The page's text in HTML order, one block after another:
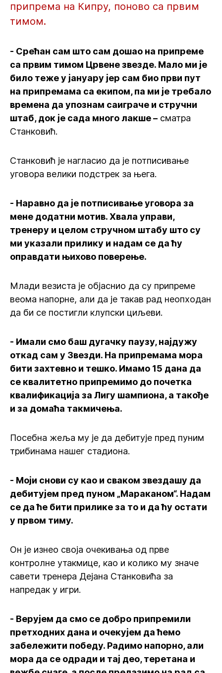
припрема на Кипру, поново са првим
тимом.
- Срећан сам што сам дошао на припреме
са првим тимом Црвене звезде. Мало ми је
било теже у јануару јер сам био први пут
на припремама са екипом, па ми је требало
времена да упознам саиграче и стручни
штаб, док је сада много лакше – сматра
Станковић.
Станковић је нагласио да је потписивање
уговора велики подстрек за њега.
- Наравно да је потписивање уговора за
мене додатни мотив. Хвала управи,
тренеру и целом стручном штабу што су
ми указали прилику и надам се да ћу
оправдати њихово поверење.
Млади везиста је објаснио да су припреме
веома напорне, али да је такав рад неопходан
да би се постигли клупски циљеви.
- Имали смо баш дугачку паузу, најдужу
откад сам у Звезди. На припремама мора
бити захтевно и тешко. Имамо 15 дана да
се квалитетно припремимо до почетка
квалификација за Лигу шампиона, а такође
и за домаћа такмичења.
Посебна жеља му је да дебитује пред пуним
трибинама нашег стадиона.
- Моји снови су као и сваком звездашу да
дебитујем пред пуном „Мараканом“. Надам
се да ће бити прилике за то и да ћу остати
у првом тиму.
Он је изнео своја очекивања од прве
контролне утакмице, као и колико му значе
савети тренера Дејана Станковића за
напредак у игри.
- Верујем да смо се добро припремили
претходних дана и очекујем да ћемо
забележити победу. Радимо напорно, али
мора да се одради и тај део, теретана и